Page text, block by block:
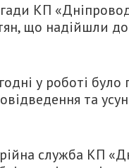
КП
що надійшли
у роботі
та
служба КП